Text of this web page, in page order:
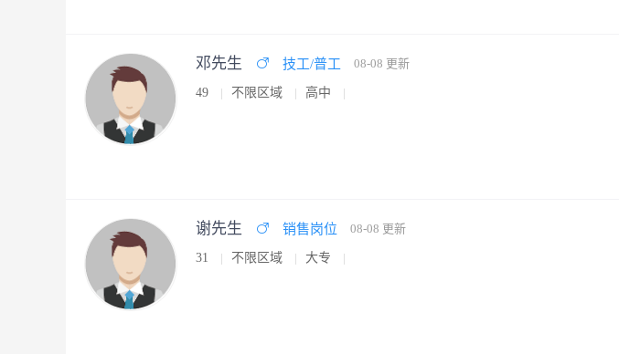
邓先生 技工/普工 08-08 更新
49 不限区域 高中
谢先生 销售岗位 08-08 更新
31 不限区域 大专